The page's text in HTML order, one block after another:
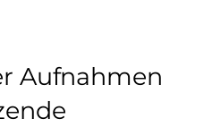
Aufnahmen